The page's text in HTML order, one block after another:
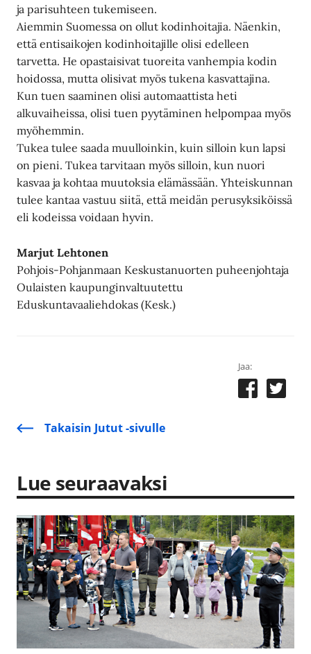
ja parisuhteen tukemiseen.
Aiemmin Suomessa on ollut kodinhoitajia. Näenkin,
että entisaikojen kodinhoitajille olisi edelleen
tarvetta. He opastaisivat tuoreita vanhempia kodin
hoidossa, mutta olisivat myös tukena kasvattajina.
Kun tuen saaminen olisi automaattista heti
alkuvaiheissa, olisi tuen pyytäminen helpompaa myös
myöhemmin.
Tukea tulee saada muulloinkin, kuin silloin kun lapsi
on pieni. Tukea tarvitaan myös silloin, kun nuori
kasvaa ja kohtaa muutoksia elämässään. Yhteiskunnan
tulee kantaa vastuu siitä, että meidän perusyksiköissä
eli kodeissa voidaan hyvin.
Marjut Lehtonen
Pohjois-Pohjanmaan Keskustanuorten puheenjohtaja
Oulaisten kaupunginvaltuutettu
Eduskuntavaaliehdokas (Kesk.)
Jaa:
Takaisin Jutut -sivulle
Lue seuraavaksi